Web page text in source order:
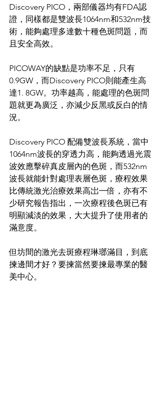
Discovery PICO，兩部儀器均有FDA認
證，同樣都是雙波長1064nm和532nm技
術，能夠處理多達數十種色斑問題，而
且安全高效。
PICOWAY的缺點是功率不足，只有
0.9GW，而Discovery PICO則能產生高
達1. 8GW。功率越高，能處理的色斑問
題就更為廣泛，亦減少反黑或反白的情
況。
Discovery PICO 配備雙波長系統，當中
1064nm波長的穿透力高，能夠透過光震
波效應擊碎真皮層內的色斑，而532nm
波長就能針對處理表層色斑，療程效果
比傳統激光治療效果高岀一倍，亦有不
少研究報告指出，一次療程後色斑已有
明顯減淡的效果，大大提升了使用者的
滿意度。
但坊間的激光去斑療程琳瑯滿目，到底
揀邊間才好？要揀當然要揀最專業的醫
美中心。